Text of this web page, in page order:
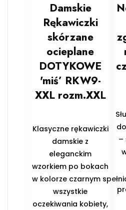
Damskie
Rękawiczki
skórzane
ocieplane
DOTYKOWE
'miś’ RKW9-
XXL rozm.XXL
Klasyczne rękawiczki
damskie z
eleganckim
wzorkiem po bokach
w kolorze czarnym
wszystkie
oczekiwania kobiety,
–